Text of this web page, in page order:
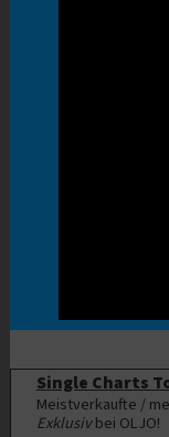
Single Charts
Meistverkaufte /
Exklusivbei OLJO!